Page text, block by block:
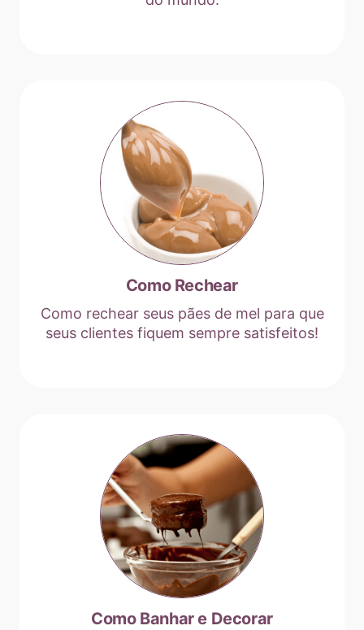
Como Rechear
Como rechear seus pães de mel para que
seus clientes fiquem sempre satisfeitos!
Como Banhar e Decorar